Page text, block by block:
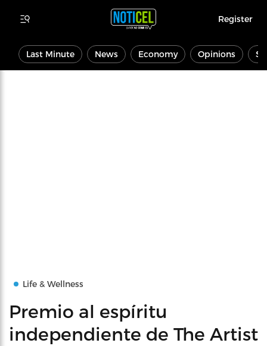
Register
Last Minute News Economy Opinions
Life & Wellness
Premio al espíritu
independiente de The Artist